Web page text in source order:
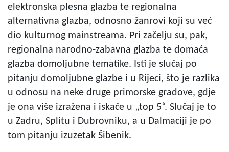
elektronska plesna glazba te regionalna
alternativna glazba, odnosno žanrovi koji su već
dio kulturnog mainstreama. Pri začelju su, pak,
regionalna narodno-zabavna glazba te domaća
glazba domoljubne tematike. Isti je slučaj po
pitanju domoljubne glazbe i u Rijeci, što je razlika
u odnosu na neke druge primorske gradove, gdje
je ona više izražena i iskače u „top 5“. Slučaj je to
u Zadru, Splitu i Dubrovniku, a u Dalmaciji je po
tom pitanju izuzetak Šibenik.